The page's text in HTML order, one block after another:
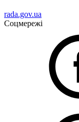
rada.gov.ua
Соцмережі